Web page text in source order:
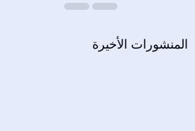
المنشورات الأخيرة